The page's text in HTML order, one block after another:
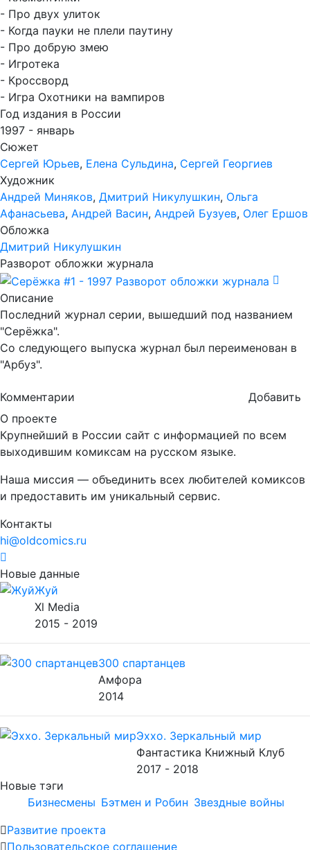
- Про двух улиток
- Когда пауки не плели паутину
- Про добрую змею
- Игротека
- Кроссворд
- Игра Охотники на вампиров
Год издания в России
1997 - январь
Сюжет
Сергей Юрьев, Елена Сульдина, Сергей Георгиев
Художник
Андрей Миняков, Дмитрий Никулушкин, Ольга
Афанасьева, Андрей Васин, Андрей Бузуев, Олег Ершов
Обложка
Дмитрий Никулушкин
Разворот обложки журнала
Описание
Последний журнал серии, вышедший под названием
"Серёжка".
Со следующего выпуска журнал был переименован в
"Арбуз".
Комментарии
Добавить
О проекте
Крупнейший в России сайт с информацией по всем
выходившим комиксам на русском языке.
Наша миссия — объединить всех любителей комиксов
и предоставить им уникальный сервис.
Контакты
hi@oldcomics.ru
Новые данные
Жуй
Xl Media
2015 - 2019
300 спартанцев
Амфора
2014
Эххо. Зеркальный мир
Фантастика Книжный Клуб
2017 - 2018
Новые тэги
Бизнесмены Бэтмен и Робин Звездные войны
Развитие проекта
Пользовательское соглашение